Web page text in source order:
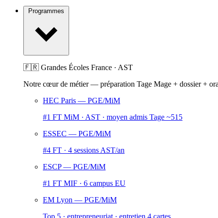
🇫🇷 Grandes Écoles France · AST
Notre cœur de métier — préparation Tage Mage + dossier +
HEC Paris — PGE/MiM
#1 FT MiM · AST · moyen admis Tage ~515
ESSEC — PGE/MiM
#4 FT · 4 sessions AST/an
ESCP— PGE/MiM
#1 FT MIF · 6 campus EU
EM Lyon — PGE/MiM
Top 5 · entrepreneuriat · entretien 4 cartes